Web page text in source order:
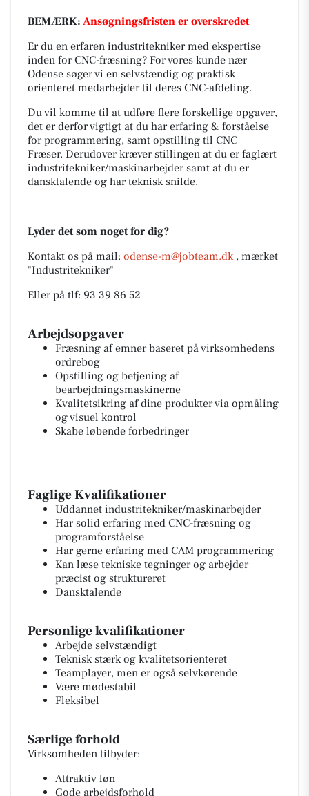
BEMÆRK: Ansøgningsfristen er overskredet
Er du en erfaren industritekniker med ekspertise
inden for CNC-fræsning? For vores kunde nær
Odense søger vi en selvstændig og praktisk
orienteret medarbejder til deres CNC-afdeling.
Du vil komme til at udføre flere forskellige opgaver,
det er derfor vigtigt at du har erfaring & forståelse
for programmering, samt opstilling til CNC
Fræser. Derudover kræver stillingen at du er faglært
industritekniker/maskinarbejder samt at du er
dansktalende og har teknisk snilde.
Lyder det som noget for dig?
Kontakt os på mail: odense-m@jobteam.dk, mærket
"Industritekniker"
Eller på tlf: 93 39 86 52
Arbejdsopgaver
Fræsning af emner baseret på virksomhedens
ordrebog
Opstilling og betjening af
bearbejdningsmaskinerne
Kvalitetsikring af dine produkter via opmåling
og visuel kontrol
Skabe løbende forbedringer
Faglige Kvalifikationer
Uddannet industritekniker/maskinarbejder
Har solid erfaring med CNC-fræsning og
programforståelse
Har gerne erfaring med CAM programmering
Kan læse tekniske tegninger og arbejder
præcist og struktureret
Dansktalende
Personlige kvalifikationer
Arbejde selvstændigt
Teknisk stærk og kvalitetsorienteret
Teamplayer, men er også selvkørende
Være mødestabil
Fleksibel
Særlige forhold
Virksomheden tilbyder:
Attraktiv løn
Gode arbejdsforhold